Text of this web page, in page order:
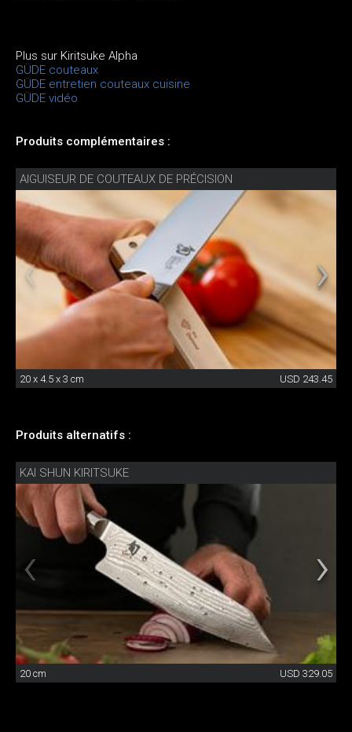
Plus sur Kiritsuke Alpha
GÜDE couteaux
GÜDE entretien couteaux cuisine
GÜDE vidéo
Produits complémentaires :
AIGUISEUR DE COUTEAUX DE PRÉCISION
20 x 4.5 x 3 cm USD 243.45
Produits alternatifs :
KAI SHUN KIRITSUKE
20 cm USD 329.05